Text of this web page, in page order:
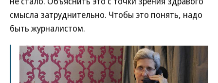
смысла затруднительно. Чтобы это понять, надо
быть журналистом.